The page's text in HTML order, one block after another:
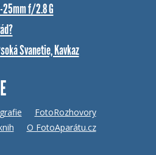
25mm f/2.8 G
Svanetie, Kavkaz
FotoRozhovory
O FotoAparátu.cz